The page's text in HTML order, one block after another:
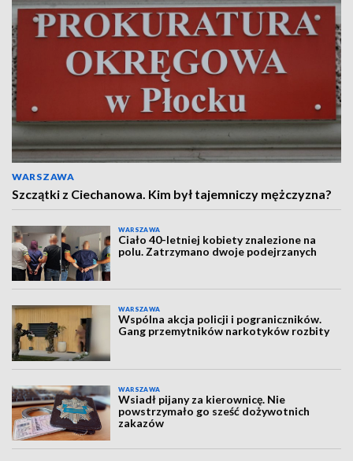
WARSZAWA
Szczątki z Ciechanowa. Kim był tajemniczy mężczyzna?
WARSZAWA
Ciało 40-letniej kobiety znalezione na
polu. Zatrzymano dwoje podejrzanych
WARSZAWA
Wspólna akcja policji i pograniczników.
Gang przemytników narkotyków rozbity
WARSZAWA
Wsiadł pijany za kierownicę. Nie
powstrzymało go sześć dożywotnich
zakazów